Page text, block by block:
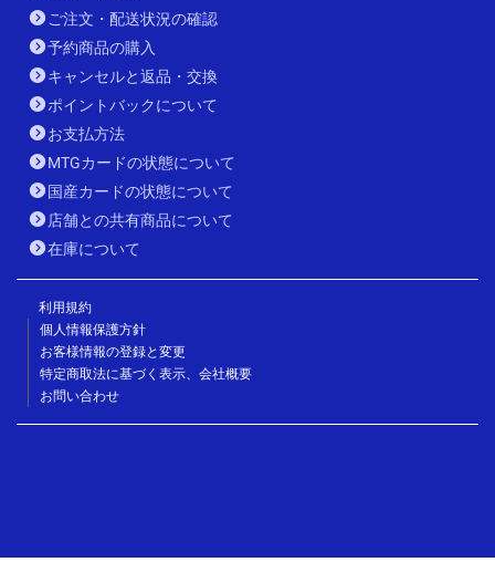
ご注文・配送状況の確認
予約商品の購入
キャンセルと返品・交換
ポイントバックについて
お支払方法
MTGカードの状態について
国産カードの状態について
店舗との共有商品について
在庫について
利用規約
個人情報保護方針
お客様情報の登録と変更
特定商取法に基づく表示、会社概要
お問い合わせ